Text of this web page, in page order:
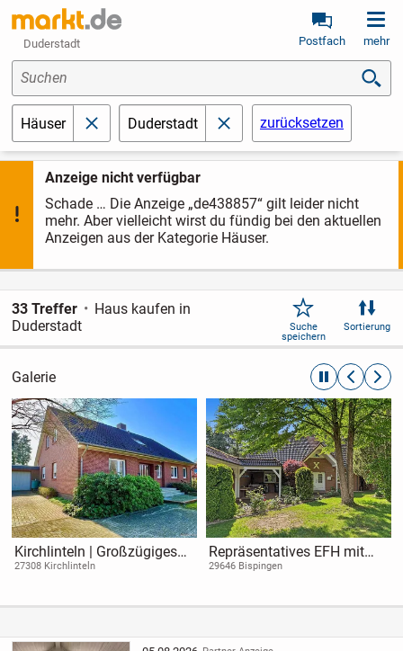
Duderstadt Postfach mehr
Anzeige nicht verfügbar
Schade … Die Anzeige „de438857“ gilt leider nicht
mehr. Aber vielleicht wirst du fündig bei den aktuellen
Anzeigen aus der Kategorie Häuser.
Suchen
Häuser schließenDuderstadt schließenzurücksetzen
33 Treffer
Haus kaufen in
Duderstadt
Suche
speichern
Sortierung
Galerie automatische
Kirchlinteln | Großzügiges
Ein- bis Zweifamilienhaus
unverbaubarem Blick
27308 Kirchlinteln
Repräsentatives EFH mit
großer Doppelgarage im
Heide - Volkwardingen
29646 Bispingen